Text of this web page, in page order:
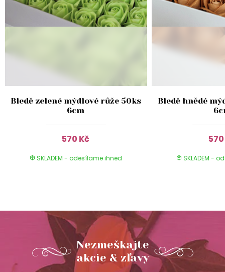
Bledě zelené mýdlové růže 50ks
6cm
570 Kč
SKLADEM - odesílame ihned
Bledě hnědé
SKLADEM -
Nezmeškajte
akcie & zľavy